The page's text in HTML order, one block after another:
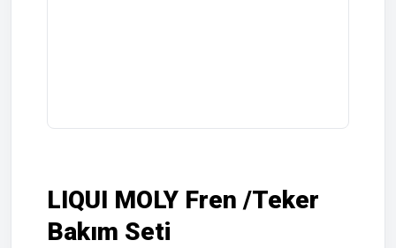
LIQUI MOLY Fren /Teker
Bakım Seti